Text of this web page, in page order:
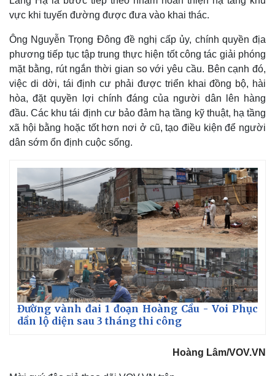
vực khi tuyến đường được đưa vào khai thác.
Ông Nguyễn Trọng Đông đề nghị cấp ủy, chính quyền địa
phương tiếp tục tập trung thực hiện tốt công tác giải phóng
mặt bằng, rút ngắn thời gian so với yêu cầu. Bên cạnh đó,
việc di dời, tái định cư phải được triển khai đồng bộ, hài
hòa, đặt quyền lợi chính đáng của người dân lên hàng
đầu. Các khu tái định cư bảo đảm hạ tầng kỹ thuật, hạ tầng
xã hội bằng hoặc tốt hơn nơi ở cũ, tạo điều kiện để người
dân sớm ổn định cuộc sống.
Đường vành đai 1 đoạn Hoàng Cầu - Voi Phục
dần lộ diện sau 3 tháng thi công
Hoàng Lâm/VOV.VN